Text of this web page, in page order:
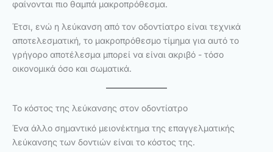
φαίνονται πιο θαμπά μακροπρόθεσμα.
Έτσι, ενώ η λεύκανση από τον οδοντίατρο είναι τεχνικά
αποτελεσματική, το μακροπρόθεσμο τίμημα για αυτό το
γρήγορο αποτέλεσμα μπορεί να είναι ακριβό - τόσο
οικονομικά όσο και σωματικά.
Το κόστος της λεύκανσης στον οδοντίατρο
Ένα άλλο σημαντικό μειονέκτημα της επαγγελματικής
λεύκανσης των δοντιών είναι το κόστος της.